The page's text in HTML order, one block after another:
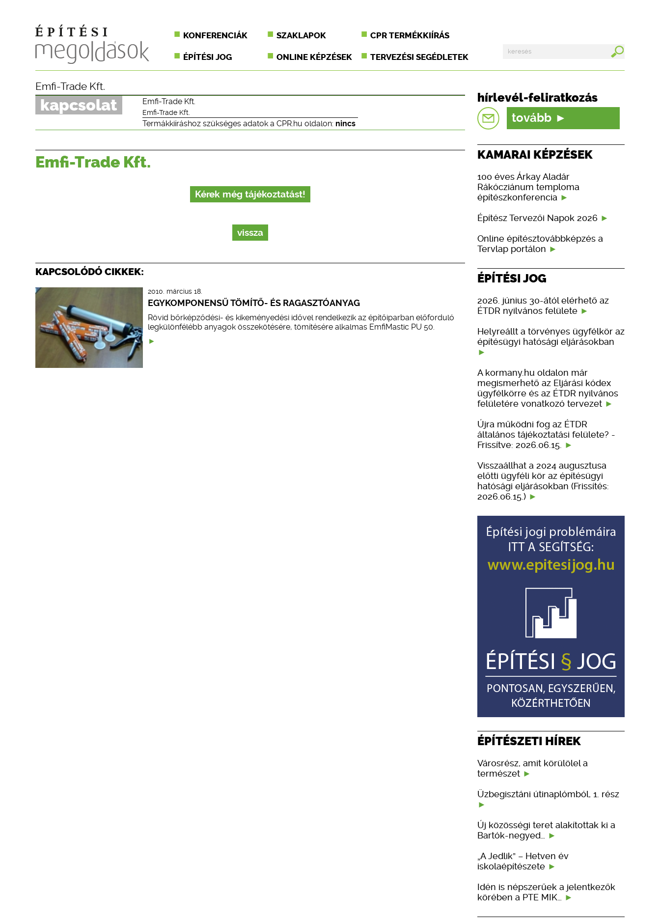
KONFERENCIÁK SZAKLAPOK CPR TERMÉKKIÍRÁS
ÉPÍTÉSI JOG ONLINE KÉPZÉSEK TERVEZÉSI SEGÉDLETEK
Emfi-Trade Kft.
kapcsolat Emfi-Trade Kft.
Emfi-Trade Kft.
Termákkiíráshoz szükséges adatok a CPR.hu oldalon: nincs
Emfi-Trade Kft.
Kérek még tájékoztatást!
vissza
KAPCSOLÓDÓ CIKKEK:
2010. március 18.
EGYKOMPONENSŰ TÖMÍTŐ- ÉS RAGASZTÓANYAG
Rövid bőrképződési- és kikeményedési idővel rendelkezik az építőiparban előforduló
legkülönfélébb anyagok összekötésére, tömítésére alkalmas EmfiMastic PU 50.
hírlevél-feliratkozás
tovább
KAMARAI KÉPZÉSEK
100 éves Árkay Aladár
Rákócziánum temploma
építészkonferencia
Építész Tervezői Napok 2026
Online építésztovábbképzés a
Tervlap portálon
ÉPÍTÉSI JOG
2026. június 30-ától elérhető az
ÉTDR nyilvános felülete
Helyreállt a törvényes ügyfélkör az
építésügyi hatósági eljárásokban
A kormany.hu oldalon már
megismerhető az Eljárási kódex
ügyfélkörre és az ÉTDR nyilvános
felületére vonatkozó tervezet
Újra működni fog az ÉTDR
általános tájékoztatási felülete? -
Frissítve: 2026.06.15.
Visszaállhat a 2024 augusztusa
előtti ügyféli kör az építésügyi
hatósági eljárásokban (Frissítés:
2026.06.15.)
ÉPÍTÉSZETI HÍREK
Városrész, amit körülölel a
természet
Üzbegisztáni útinaplómból, 1. rész
Új közösségi teret alakítottak ki a
Bartók-negyed…
„A Jedlik” – Hetven év
iskolaépítészete
Idén is népszerűek a jelentkezők
körében a PTE MIK…